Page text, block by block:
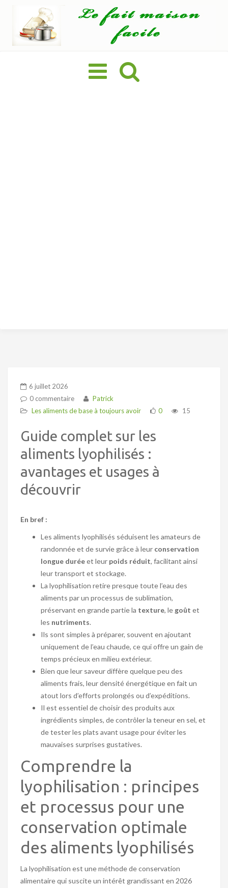
Basculer
la
navigation
6 juillet 2026
0 commentaire
Patrick
Les aliments de base à toujours avoir
0 15
Guide complet sur les
aliments lyophilisés :
avantages et usages à
découvrir
En bref :
Les aliments lyophilisés séduisent les amateurs de
randonnée et de survie grâce à leur conservation
longue duréeet leur poids réduit, facilitant ainsi
leur transport et stockage.
La lyophilisation retire presque toute l’eau des
aliments par un processus de sublimation,
préservant en grande partie la texture, le goût et
les nutriments.
Ils sont simples à préparer, souvent en ajoutant
uniquement de l’eau chaude, ce qui offre un gain de
temps précieux en milieu extérieur.
Bien que leur saveur diffère quelque peu des
aliments frais, leur densité énergétique en fait un
atout lors d’efforts prolongés ou d’expéditions.
Il est essentiel de choisir des produits aux
ingrédients simples, de contrôler la teneur en sel, et
de tester les plats avant usage pour éviter les
mauvaises surprises gustatives.
Comprendre la
lyophilisation : principes
et processus pour une
conservation optimale
des aliments lyophilisés
La lyophilisation est une méthode de conservation
alimentaire qui suscite un intérêt grandissant en 2026